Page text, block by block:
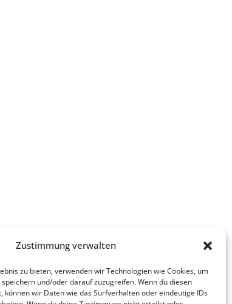
Zustimmung verwalten
zu bieten, verwenden wir Technologien wie Cookies, um
und/oder darauf zuzugreifen. Wenn du diesen
können wir Daten wie das Surfverhalten oder eindeutige IDs